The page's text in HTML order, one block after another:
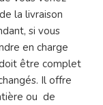
la livraison
si vous
en charge
être complet
Il offre
ou de